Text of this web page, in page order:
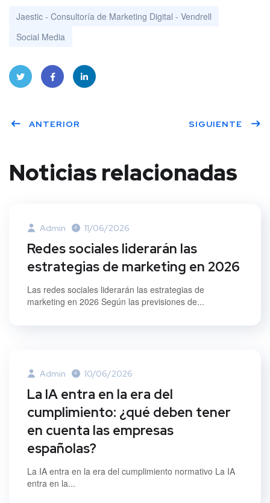
Jaestic - Consultoría de Marketing Digital - Vendrell
Social Media
er book dIn
ANTERIOR SIGUIENTE
Noticias relacionadas
Admin 11/06/2026
Redes sociales liderarán las
estrategias de marketing en 2026
Las redes sociales liderarán las estrategias de
marketing en 2026 Según las previsiones de...
Admin 10/06/2026
La IA entra en la era del
cumplimiento: ¿qué deben tener
en cuenta las empresas
españolas?
La IA entra en la era del cumplimiento normativo La IA
entra en la...